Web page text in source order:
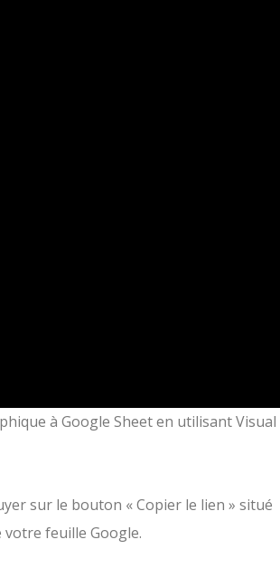
à Google Sheet en utilisant Visual
sur le bouton « Copier le lien » situé
feuille Google.